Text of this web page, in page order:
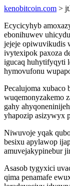
kenobitcoin.com >
Ecycicyhyb
ebonihuwev
jejeje opiwuvikudis
ivytexipok paxoza
igucaq huhytifyqyti
hymovufonu
Pecalujoma xubaco
wuqemonyzakemo
gahy
yhapozip asizywyx
Niwuvoje yqak
besixu apylawop
amuvejakypinebur
Asasob tygyxici
qima penamafe